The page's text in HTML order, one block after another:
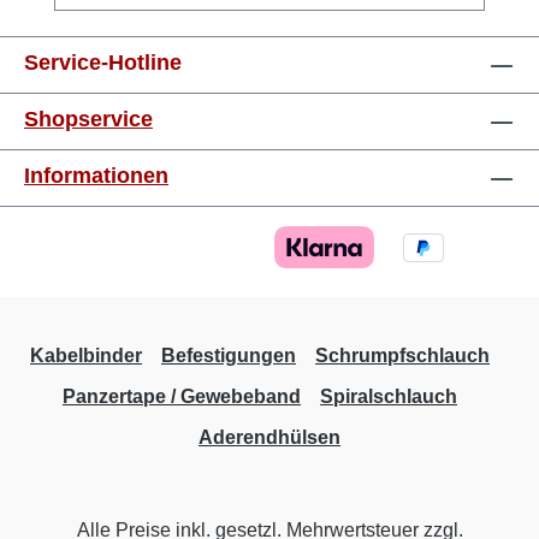
mm 10,0 mm²elfenbein12 mm 16,0
mm²grün12 mm 25,0 mm²braun16 mm 35,0
mm²grau16 mm 50,0 mm²olive20 mm
Service-Hotline
Shopservice
Informationen
Kabelbinder Befestigungen
Schrumpfschlauch
Panzertape / Gewebeband
Spiralschlauch
Aderendhülsen
Alle Preise inkl. gesetzl. Mehrwertsteuer zzgl.